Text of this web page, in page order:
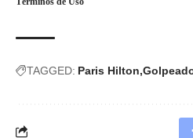
TAGGED: Paris Hilton